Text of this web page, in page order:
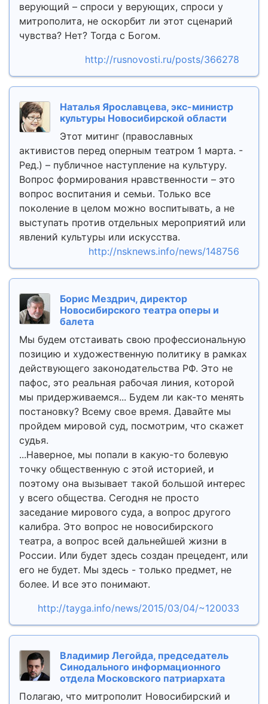
верующий – спроси у верующих, спроси у
митрополита, не оскорбит ли этот сценарий
чувства? Нет? Тогда с Богом.
http://rusnovosti.ru/posts/366278
Наталья Ярославцева, экс-министр
культуры Новосибирской области
Этот митинг (православных
активистов перед оперным театром 1 марта. -
Ред.) – публичное наступление на культуру.
Вопрос формирования нравственности – это
вопрос воспитания и семьи. Только все
поколение в целом можно воспитывать, а не
выступать против отдельных мероприятий или
явлений культуры или искусства.
http://nsknews.info/news/148756
Борис Мездрич, директор
Новосибирского театра оперы и
балета
Мы будем отстаивать свою профессиональную
позицию и художественную политику в рамках
действующего законодательства РФ. Это не
пафос, это реальная рабочая линия, которой
мы придерживаемся... Будем ли как-то менять
постановку? Всему свое время. Давайте мы
пройдем мировой суд, посмотрим, что скажет
судья.
...Наверное, мы попали в какую-то болевую
точку общественную с этой историей, и
поэтому она вызывает такой большой интерес
у всего общества. Сегодня не просто
заседание мирового суда, а вопрос другого
калибра. Это вопрос не новосибирского
театра, а вопрос всей дальнейшей жизни в
России. Или будет здесь создан прецедент, или
его не будет. Мы здесь - только предмет, не
более. И все это понимают.
http://tayga.info/news/2015/03/04/~120033
Владимир Легойда, председатель
Синодального информационного
отдела Московского патриархата
Полагаю, что митрополит Новосибирский и